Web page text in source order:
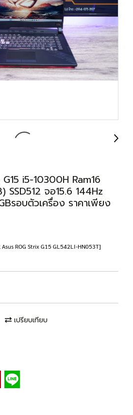
i5-10300H Ram16
SSD512 จอ15.6 144Hz
รอบตัวเครื่อง ราคาเพียง
ROG Strix G15 GL542LI-HN053T]
เปรียบเทียบ